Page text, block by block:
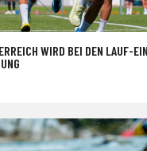
WIRD BEI DEN LAUF-